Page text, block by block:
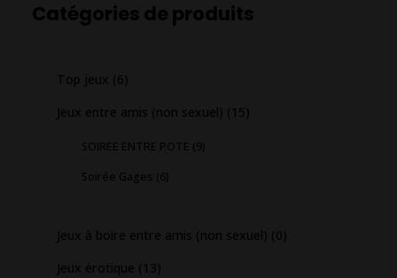
Catégories de produits
Top jeux (6)
Jeux entre amis (non sexuel) (15)
SOIREE ENTRE POTE (9)
Soirée Gages (6)
Jeux à boire entre amis (non sexuel) (0)
Jeux érotique (13)